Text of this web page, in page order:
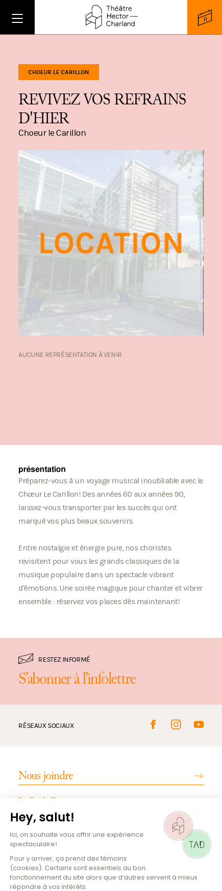
CHOEUR LE CARILLON
REVIVEZ VOS REFRAINS
D'HIER
Choeur le Carillon
AUCUNE REPRÉSENTATION À VENIR
présentation
Préparez-vous à un voyage musical inoubliable avec le
Chœur Le Carillon! Des années 60 aux années 90,
laissez-vous transporter par les succès qui ont
marqué vos plus beaux souvenirs.
Entre nostalgie et énergie pure, nos choristes
revisitent pour vous les grands classiques de la
musique populaire dans un spectacle vibrant
d'émotions. Une soirée magique pour chanter et vibrer
ensemble : réservez vos places dès maintenant!
RESTEZ INFORMÉ
S’abonner à l’infolettre
RÉSEAUX SOCIAUX
Nous joindre
Infos billetterie
INFOS PRATIQUES
Emplois
Magazine culturel